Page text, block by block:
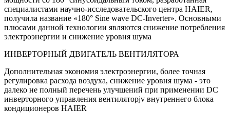
специалистами научно-исследовательского центра HAIER,
получила название «180° Sine wave DC-Inverter». Основными
плюсами данной технологии являются снижение потребления
электроэнергии и снижение уровня шума
ИНВЕРТОРНЫЙ ДВИГАТЕЛЬ ВЕНТИЛЯТОРА
Дополнительная экономия электроэнергии, более точная
регулировка расхода воздуха, снижение уровня шума - это
далеко не полный перечень улучшений при применении DC
инверторного управления вентиляторjv внутреннего блока
кондиционеров HAIER